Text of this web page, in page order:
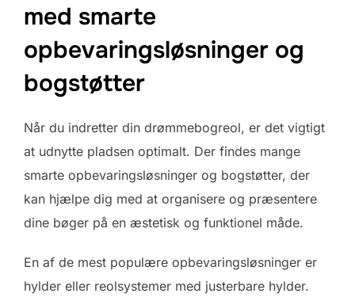
med smarte
opbevaringsløsninger og
bogstøtter
Når du indretter din drømmebogreol, er det vigtigt
at udnytte pladsen optimalt. Der findes mange
smarte opbevaringsløsninger og bogstøtter, der
kan hjælpe dig med at organisere og præsentere
dine bøger på en æstetisk og funktionel måde.
En af de mest populære opbevaringsløsninger er
hylder eller reolsystemer med justerbare hylder.